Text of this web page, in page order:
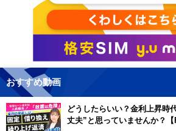
おすすめ動画
どうしたらいい？金利上昇時
丈夫”と思っていませんか？【